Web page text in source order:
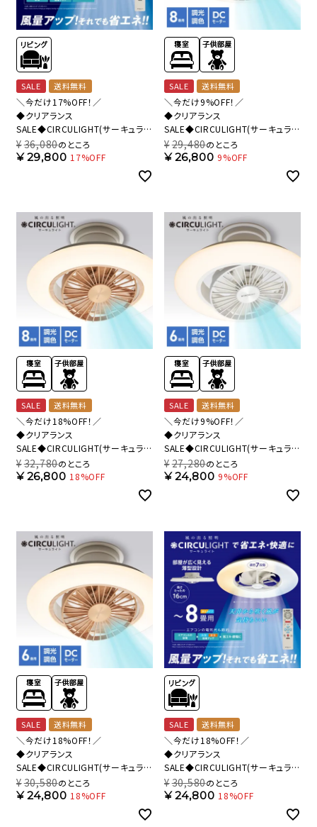
SALE 送料無料
＼今だけ17%OFF！／
◆クリアランス
SALE◆CIRCULIGHT(サーキュライ
ト) シーリングシリーズ 12畳タイプ
DCC-A12CM 【SH】
¥36,080のところ
¥29,800 17%OFF
SALE 送料無料
＼今だけ9%OFF！／
◆クリアランス
SALE◆CIRCULIGHT(サーキュライ
ト) EZシリーズ スイングモデル 8畳
タイプ DCC-SW08EC【SH】
¥29,480のところ
¥26,800 9%OFF
SALE 送料無料
＼今だけ18%OFF！／
◆クリアランス
SALE◆CIRCULIGHT(サーキュライ
ト) EZシリーズ スイングモデル 8畳
タイプ ライトウッド DCC-
¥32,780のところ
¥26,800 18%OFF
SALE 送料無料
＼今だけ9%OFF！／
◆クリアランス
SALE◆CIRCULIGHT(サーキュライ
ト) EZシリーズ スイングモデル 6畳
タイプ DCC-SW06EC【SH】
¥27,280のところ
¥24,800 9%OFF
SALE 送料無料
＼今だけ18%OFF！／
◆クリアランス
SALE◆CIRCULIGHT(サーキュライ
ト) EZシリーズ スイングモデル 6畳
タイプ ライトウッド DCC-
¥30,580のところ
¥24,800 18%OFF
SALE 送料無料
＼今だけ18%OFF！／
◆クリアランス
SALE◆CIRCULIGHT(サーキュライ
ト) シーリングシリーズ 8畳タイプ
DCC-A08CM 【SH】
¥30,580のところ
¥24,800 18%OFF